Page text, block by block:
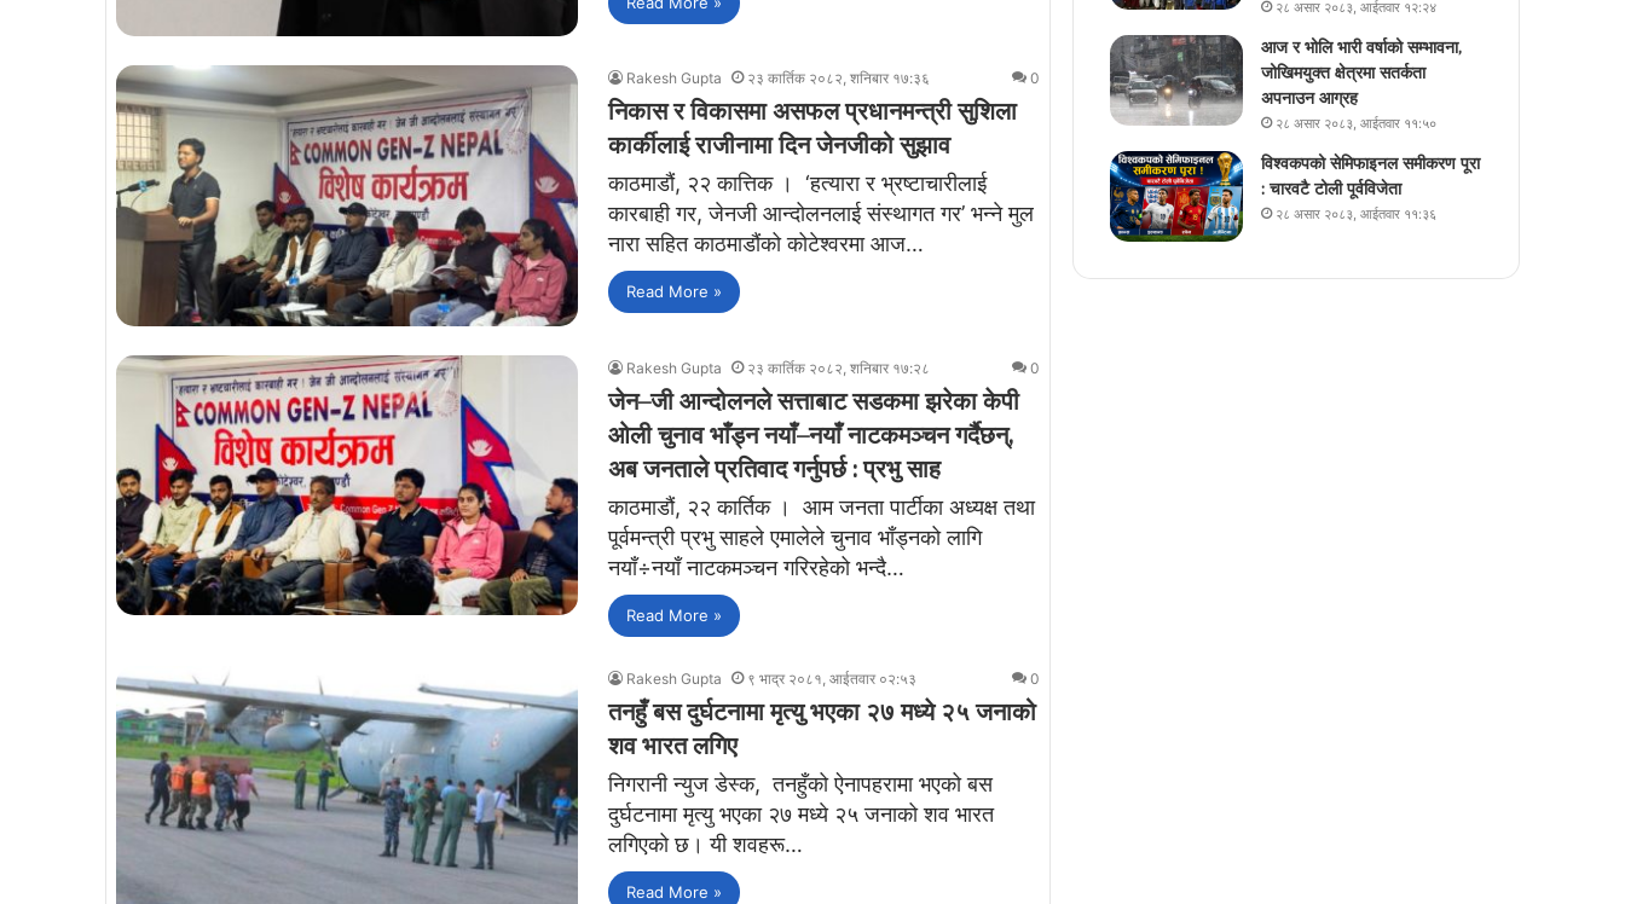
Rakesh Gupta २३ कार्तिक २०८२, शनिबार १७:३६ 0
निकास र विकासमा असफल प्रधानमन्त्री सुशिला
कार्कीलाई राजीनामा दिन जेनजीको सुझाव
काठमाडौं, २२ कात्तिक । ‘हत्यारा र भ्रष्टाचारीलाई
कारबाही गर, जेनजी आन्दोलनलाई संस्थागत गर’ भन्ने मुल
नारा सहित काठमाडौंको कोटेश्वरमा आज…
Read More »
Rakesh Gupta २३ कार्तिक २०८२, शनिबार १७:२८ 0
जेन–जी आन्दोलनले सत्ताबाट सडकमा झरेका केपी
ओली चुनाव भाँड्न नयाँ–नयाँ नाटकमञ्चन गर्दैछन्,
अब जनताले प्रतिवाद गर्नुपर्छ : प्रभु साह
काठमाडौं, २२ कार्तिक । आम जनता पार्टीका अध्यक्ष तथा
पूर्वमन्त्री प्रभु साहले एमालेले चुनाव भाँड्नको लागि
नयाँ÷नयाँ नाटकमञ्चन गरिरहेको भन्दै…
Read More »
Rakesh Gupta ९ भाद्र २०८१, आईतवार ०२:५३ 0
तनहुँ बस दुर्घटनामा मृत्यु भएका २७ मध्ये २५ जनाको
शव भारत लगिए
निगरानी न्युज डेस्क, तनहुँको ऐनापहरामा भएको बस
दुर्घटनामा मृत्यु भएका २७ मध्ये २५ जनाको शव भारत
लगिएको छ। यी शवहरू…
Read More »
२८ असार २०८३, आईतवार १२:२४
आज र भोलि भारी वर्षाको सम्भावना,
जोखिमयुक्त क्षेत्रमा सतर्कता
अपनाउन आग्रह
२८ असार २०८३, आईतवार ११:५०
विश्वकपको सेमिफाइनल समीकरण पूरा
: चारवटै टोली पूर्वविजेता
२८ असार २०८३, आईतवार ११:३६